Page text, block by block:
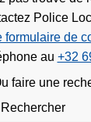
Police
formulaire de
au +32
faire une
Rechercher